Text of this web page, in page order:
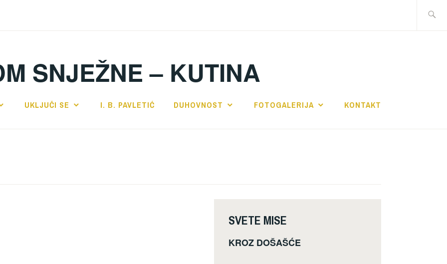
SNJEŽNE – KUTINA
UKLJUČI SE I. B. PAVLETIĆ DUHOVNOST FOTOGALERIJA KONTAKT
SVETE MISE
KROZ DOŠAŠĆE